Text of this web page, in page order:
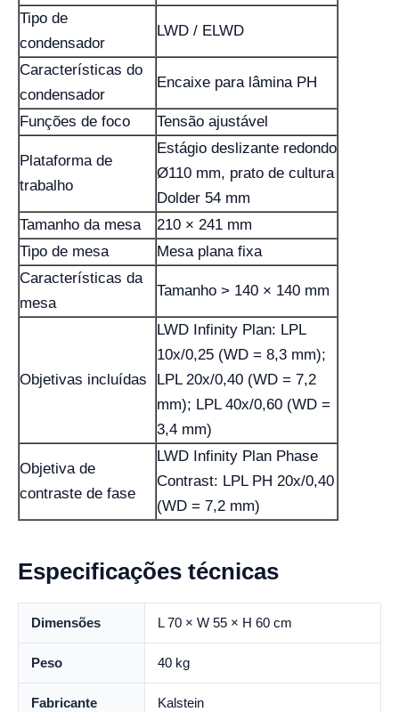
Tipo de
condensador
LWD / ELWD
Características do
condensador
Encaixe para lâmina PH
Funções de foco Tensão ajustável
Plataforma de
trabalho
Estágio deslizante redondo
Ø110 mm, prato de cultura
Dolder 54 mm
Tamanho da mesa
210 × 241 mm
Tipo de mesa
Mesa plana fixa
Características da
mesa
Tamanho > 140 × 140 mm
Objetivas incluídas
LWD Infinity Plan: LPL
10x/0,25 (WD = 8,3 mm);
LPL 20x/0,40 (WD = 7,2
mm); LPL 40x/0,60 (WD =
3,4 mm)
Objetiva de
contraste de fase
LWD Infinity Plan Phase
Contrast: LPL PH 20x/0,40
(WD = 7,2 mm)
Especificações técnicas
Dimensões L 70 × W 55 × H 60 cm
Peso 40 kg
Fabricante Kalstein